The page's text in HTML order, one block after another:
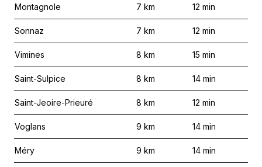
Montagnole 7 km 12 min
Sonnaz 7 km 12 min
Vimines 8 km 15 min
Saint-Sulpice 8 km 14 min
Saint-Jeoire-Prieuré 8 km 12 min
Voglans 9 km 14 min
Méry 9 km 14 min